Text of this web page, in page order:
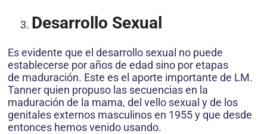
Desarrollo Sexual
Es evidente que el desarrollo sexual no puede
establecerse por años de edad sino por etapas
de maduración. Este es el aporte importante de LM.
Tanner quien propuso las secuencias en la
maduración de la mama, del vello sexual y de los
genitales externos masculinos en 1955 y que desde
entonces hemos venido usando.